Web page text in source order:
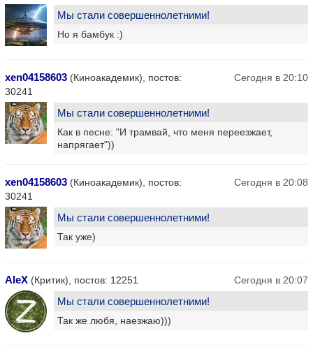
Мы стали совершеннолетними!
Но я бамбук :)
xen04158603 (Киноакадемик), постов:
30241
Сегодня в 20:10
Мы стали совершеннолетними!
Как в песне: "И трамвай, что меня переезжает,
напрягает"))
xen04158603 (Киноакадемик), постов:
30241
Сегодня в 20:08
Мы стали совершеннолетними!
Так уже)
AleX (Критик), постов: 12251 Сегодня в 20:07
Мы стали совершеннолетними!
Так же любя, наезжаю)))